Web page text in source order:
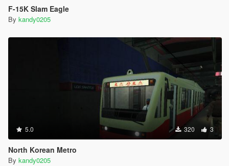
F-15K Slam Eagle
By kandy0205
5.0 320 3
North Korean Metro
By kandy0205